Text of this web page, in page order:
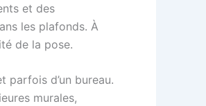
et des
les plafonds. À
de la pose.
parfois d’un bureau.
murales,